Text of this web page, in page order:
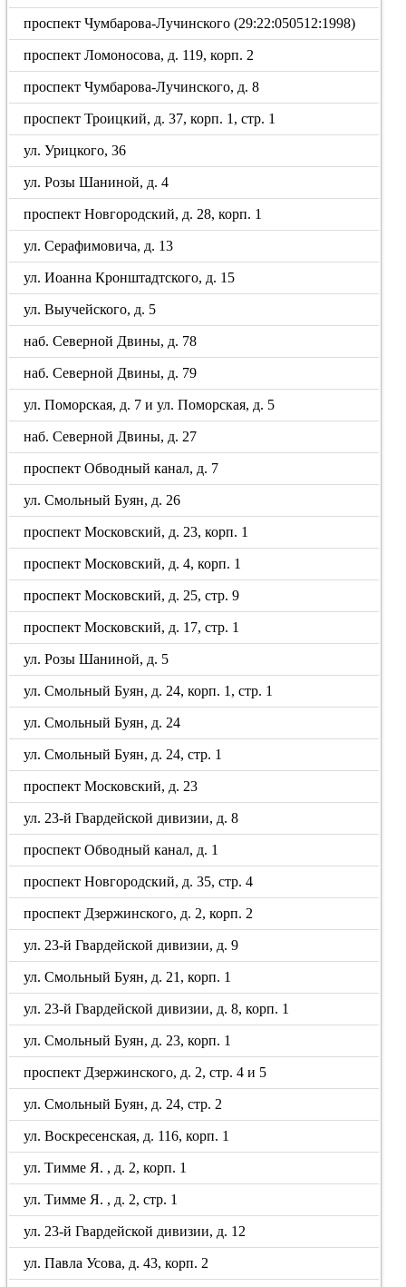
проспект Чумбарова-Лучинского (29:22:050512:1998)
проспект Ломоносова, д. 119, корп. 2
проспект Чумбарова-Лучинского, д. 8
проспект Троицкий, д. 37, корп. 1, стр. 1
ул. Урицкого, 36
ул. Розы Шаниной, д. 4
проспект Новгородский, д. 28, корп. 1
ул. Серафимовича, д. 13
ул. Иоанна Кронштадтского, д. 15
ул. Выучейского, д. 5
наб. Северной Двины, д. 78
наб. Северной Двины, д. 79
ул. Поморская, д. 7 и ул. Поморская, д. 5
наб. Северной Двины, д. 27
проспект Обводный канал, д. 7
ул. Смольный Буян, д. 26
проспект Московский, д. 23, корп. 1
проспект Московский, д. 4, корп. 1
проспект Московский, д. 25, стр. 9
проспект Московский, д. 17, стр. 1
ул. Розы Шаниной, д. 5
ул. Смольный Буян, д. 24, корп. 1, стр. 1
ул. Смольный Буян, д. 24
ул. Смольный Буян, д. 24, стр. 1
проспект Московский, д. 23
ул. 23-й Гвардейской дивизии, д. 8
проспект Обводный канал, д. 1
проспект Новгородский, д. 35, стр. 4
проспект Дзержинского, д. 2, корп. 2
ул. 23-й Гвардейской дивизии, д. 9
ул. Смольный Буян, д. 21, корп. 1
ул. 23-й Гвардейской дивизии, д. 8, корп. 1
ул. Смольный Буян, д. 23, корп. 1
проспект Дзержинского, д. 2, стр. 4 и 5
ул. Смольный Буян, д. 24, стр. 2
ул. Воскресенская, д. 116, корп. 1
ул. Тимме Я. , д. 2, корп. 1
ул. Тимме Я. , д. 2, стр. 1
ул. 23-й Гвардейской дивизии, д. 12
ул. Павла Усова, д. 43, корп. 2